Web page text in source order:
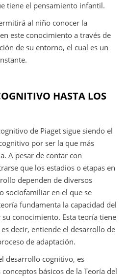
tiene el pensamiento infantil.
al niño conocer la
este conocimiento a través de
de su entorno, el cual es un
HASTA LOS
de Piaget sigue siendo el
por ser la que más
A pesar de contar con
que los estadios o etapas en
dependen de diversos
sociofamiliar en el que se
fundamenta la capacidad del
conocimiento. Esta teoría tiene
decir, entiende el desarrollo de
de adaptación.
desarrollo cognitivo, es
básicos de la Teoría del